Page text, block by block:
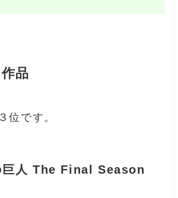
品
位です。
巨人 The Final Season